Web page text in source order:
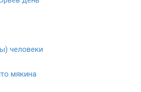
человеки
мякина